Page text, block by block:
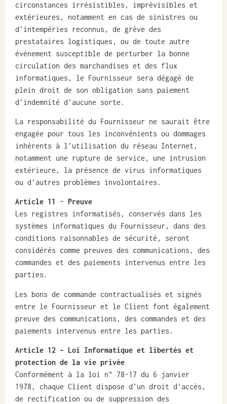
circonstances irrésistibles, imprévisibles et
extérieures, notamment en cas de sinistres ou
d’intempéries reconnus, de grève des
prestataires logistiques, ou de toute autre
événement susceptible de perturber la bonne
circulation des marchandises et des flux
informatiques, le Fournisseur sera dégagé de
plein droit de son obligation sans paiement
d’indemnité d’aucune sorte.
La responsabilité du Fournisseur ne saurait être
engagée pour tous les inconvénients ou dommages
inhérents à l’utilisation du réseau Internet,
notamment une rupture de service, une intrusion
extérieure, la présence de virus informatiques
ou d’autres problèmes involontaires.
Article 11 – Preuve
Les registres informatisés, conservés dans les
systèmes informatiques du Fournisseur, dans des
conditions raisonnables de sécurité, seront
considérés comme preuves des communications, des
commandes et des paiements intervenus entre les
parties.
Les bons de commande contractualisés et signés
entre le Fournisseur et le Client font également
preuve des communications, des commandes et des
paiements intervenus entre les parties.
Article 12 – Loi Informatique et libertés et
protection de la vie privée
Conformément à la loi n° 78-17 du 6 janvier
1978, chaque Client dispose d’un droit d’accès,
de rectification ou de suppression des